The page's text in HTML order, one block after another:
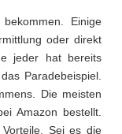
Einige
oder direkt
jeder hat bereits
Paradebeispiel.
Die meisten
Amazon bestellt.
Sei es die